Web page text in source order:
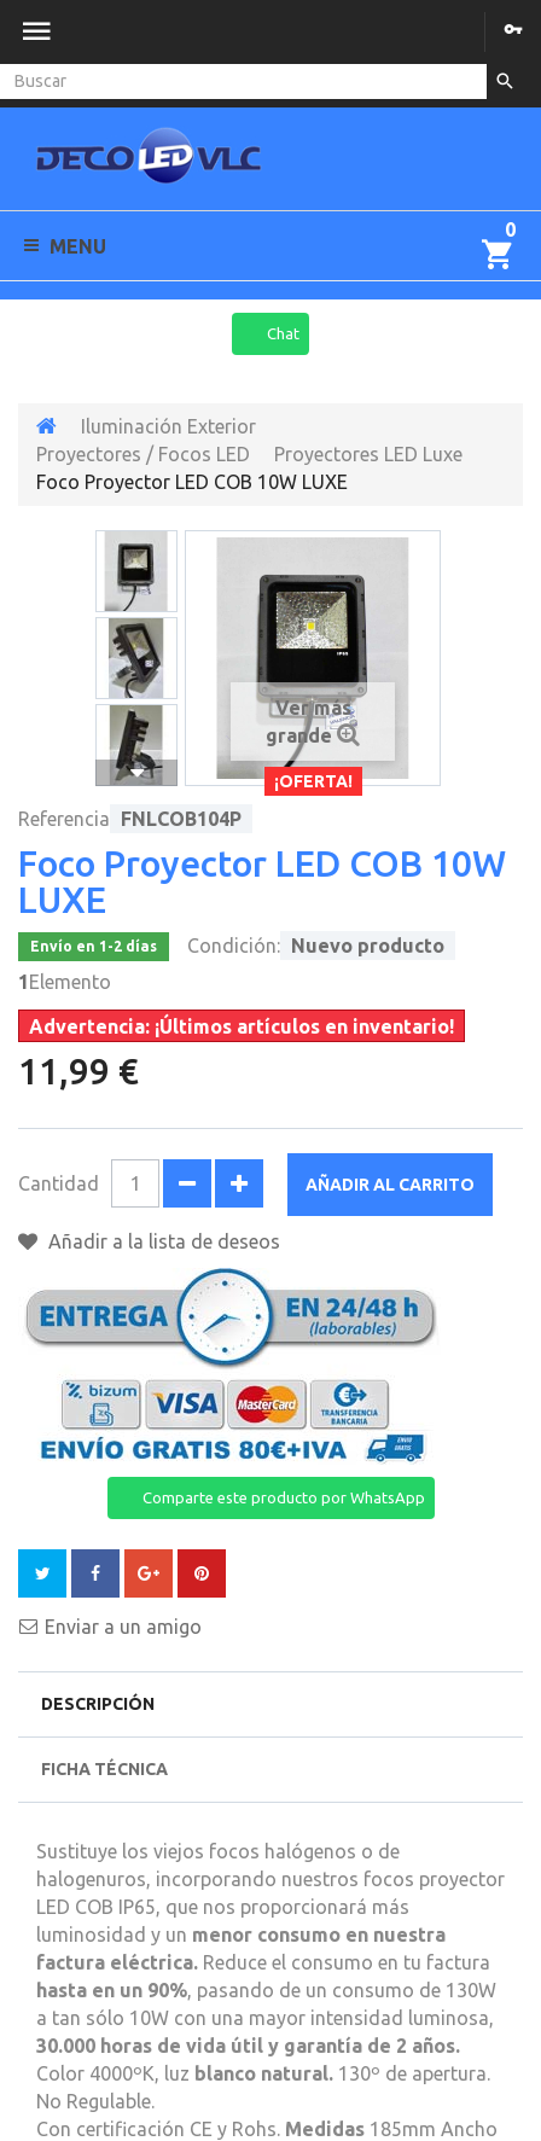
0
MENU
Chat
Iluminación Exterior
Proyectores / Focos LED
Proyectores LED Luxe
Foco Proyector LED COB 10W LUXE
¡OFERTA!
Ver más
grande
Referencia FNLCOB104P
Foco Proyector LED COB 10W
LUXE
Envío en 1-2 días Condición: Nuevo producto
1Elemento
Advertencia: ¡Últimos artículos en inventario!
11,99 €
Cantidad AÑADIR AL CARRITO
Añadir a la lista de deseos
Comparte este producto por WhatsApp
Enviar a un amigo
DESCRIPCIÓN
FICHA TÉCNICA
Sustituye los viejos focos halógenos o de
halogenuros, incorporando nuestros focos proyector
LED COB IP65, que nos proporcionará más
luminosidad y un menor consumo en nuestra
factura eléctrica. Reduce el consumo en tu factura
hasta en un 90%, pasando de un consumo de 130W
a tan sólo 10W con una mayor intensidad luminosa,
30.000 horas de vida útil y garantía de 2 años.
Color 4000ºK, luz blanco natural. 130º de apertura.
No Regulable.
Con certificación CE y Rohs. Medidas 185mm Ancho